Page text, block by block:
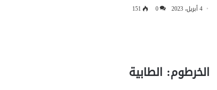
4 أبريل، 2023 0
151
الخرطوم: الطابية